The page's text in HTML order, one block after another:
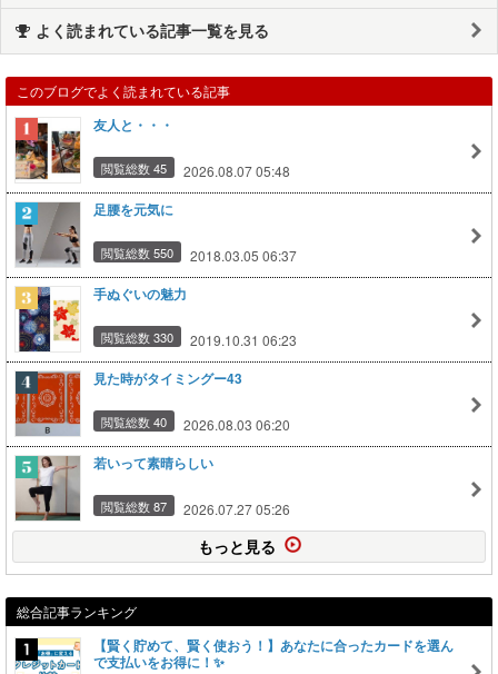
よく読まれている記事一覧を見る
このブログでよく読まれている記事
友人と・・・
閲覧総数 45 2026.08.07 05:48
足腰を元気に
閲覧総数 550 2018.03.05 06:37
手ぬぐいの魅力
閲覧総数 330 2019.10.31 06:23
見た時がタイミングー43
閲覧総数 40 2026.08.03 06:20
若いって素晴らしい
閲覧総数 87 2026.07.27 05:26
もっと見る
総合記事ランキング
【賢く貯めて、賢く使おう！】あなたに合ったカードを選ん
で支払いをお得に！✨